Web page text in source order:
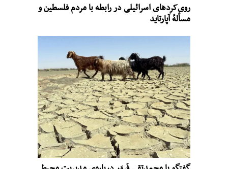
روی‌کردهای اسرائیلی در رابطه با مردم فلسطین و
مسألهٔ آپارتاید